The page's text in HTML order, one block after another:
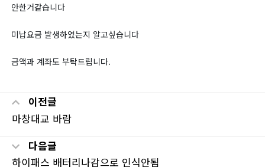
안한거같습니다
미납요금 발생하였는지 알고싶습니다
금액과 계좌도 부탁드립니다.
이전글
마창대교 바람
다음글
하이패스 배터리나감으로 인식안됨